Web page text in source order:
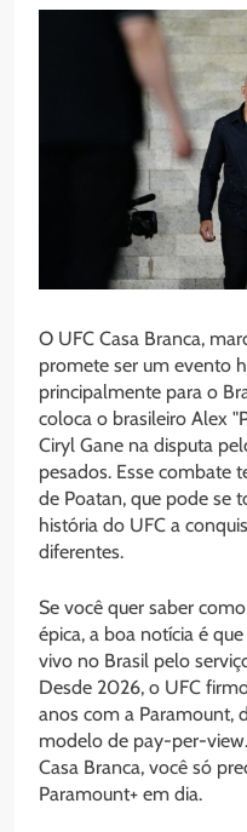
O UFC Casa Branca,
promete ser um evento
principalmente para o
coloca o brasileiro Alex
Ciryl Gane na disputa
pesados. Esse combate
de Poatan, que pode se
história do UFC a
diferentes.
Se você quer saber
épica, a boa notícia é
vivo no Brasil pelo
Desde 2026, o UFC
anos com a Paramount,
modelo de pay-per-
Casa Branca, você só
Paramount+ em dia.